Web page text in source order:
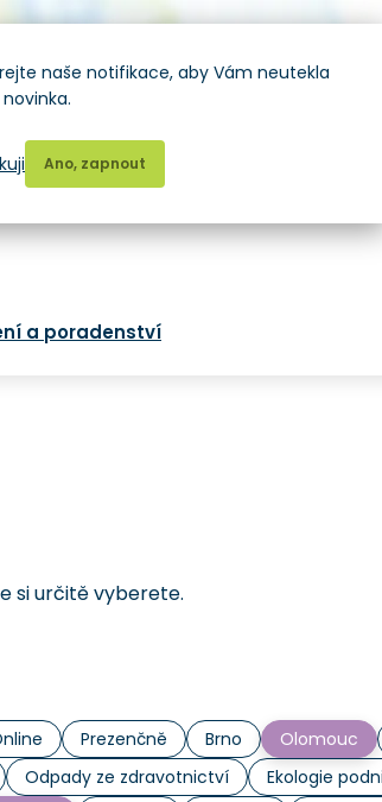
a poradenství
si určitě vyberete.
Prezenčně Brno Olomouc
Odpady ze zdravotnictví Ekologie
naše notifikace, aby Vám neutekla
Ano, zapnout